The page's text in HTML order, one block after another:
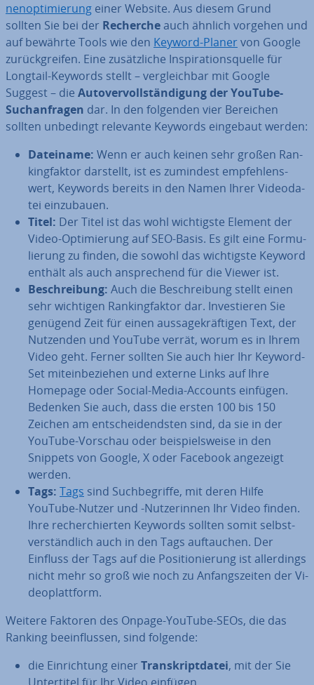
nen­op­ti­mie­rung einer Website. Aus diesem Grund
sollten Sie bei der Rechercheauch ähnlich vorgehen und
auf bewährte Tools wie den Keyword-Planervon Google
zu­rück­grei­fen. Eine zu­sätz­li­che In­spi­ra­ti­ons­quel­le für
Longtail-Keywords stellt – ver­gleich­bar mit Google
Suggest – die Au­to­ver­voll­stän­di­gung der YouTube-
Such­an­fra­gen dar. In den folgenden vier Bereichen
sollten unbedingt relevante Keywords eingebaut werden:
Dateiname: Wenn er auch keinen sehr großen Ran­
king­fak­tor darstellt, ist es zumindest emp­feh­lens­
wert, Keywords bereits in den Namen Ihrer Vi­deo­da­
tei ein­zu­bau­en.
Titel: Der Titel ist das wohl wich­tigs­te Element der
Video-Op­ti­mie­rung auf SEO-Basis. Es gilt eine For­mu­
lie­rung zu finden, die sowohl das wich­tigs­te Keyword
enthält als auch an­spre­chend für die Viewer ist.
Be­schrei­bung: Auch die Be­schrei­bung stellt einen
sehr wichtigen Ran­king­fak­tor dar. In­ves­tie­ren Sie
genügend Zeit für einen aus­sa­ge­kräf­ti­gen Text, der
Nutzenden und YouTube verrät, worum es in Ihrem
Video geht. Ferner sollten Sie auch hier Ihr Keyword-
Set mit­ein­be­zie­hen und externe Links auf Ihre
Homepage oder Social-Media-Accounts einfügen.
Bedenken Sie auch, dass die ersten 100 bis 150
Zeichen am ent­schei­dends­ten sind, da sie in der
YouTube-Vorschau oder bei­spiels­wei­se in den
Snippets von Google, X oder Facebook angezeigt
werden.
Tags: Tags sind Such­be­grif­fe, mit deren Hilfe
YouTube-Nutzer und -Nut­ze­rin­nen Ihr Video finden.
Ihre re­cher­chier­ten Keywords sollten somit selbst­
ver­ständ­lich auch in den Tags auf­tau­chen. Der
Einfluss der Tags auf die Po­si­tio­nie­rung ist al­ler­dings
nicht mehr so groß wie noch zu An­fangs­zei­ten der Vi­
deo­platt­form.
Weitere Faktoren des Onpage-YouTube-SEOs, die das
Ranking be­ein­flus­sen, sind folgende:
die Ein­rich­tung einer Tran­skript­da­tei, mit der Sie